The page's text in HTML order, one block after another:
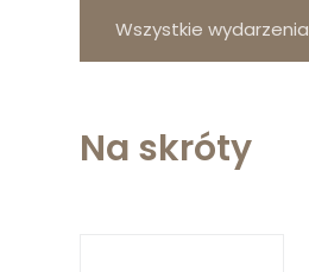
Wszystkie wydarzenia
Na skróty